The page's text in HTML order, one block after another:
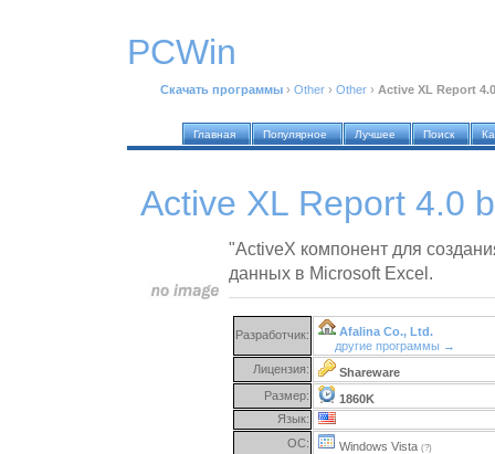
PCWin
Скачать программы › Other › Other › Active XL Report
Главная Популярное Лучшее Поиск
Active XL Report 4.0
"ActiveX компонент для
данных в Microsoft Excel.
Разработчик:
Afalina Co., Ltd.
другие программы →
Лицензия:
Shareware
Размер:
1860K
Язык:
ОС:
Windows Vista (?)